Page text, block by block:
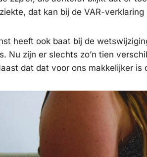
dat kan bij de VAR-verklaring
heeft ook baat bij de
Nu zijn er slechts zo’n tien
dat dat voor ons makkelijker is